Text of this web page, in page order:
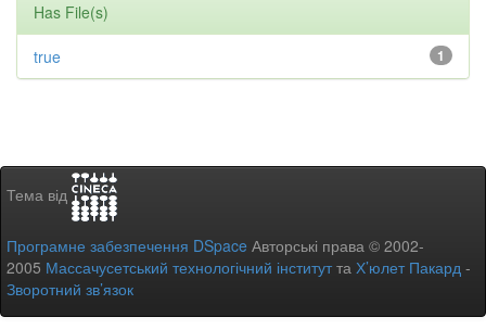
Has File(s)
1
true
Тема від
Програмне забезпечення DSpace Авторські права © 2002-
2005 Массачусетський технологічний інститутта Х’юлет Пакард -
Зворотний зв’язок